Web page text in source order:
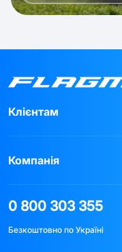
Клієнтам
Компанія
0 800 303 355
Безкоштовно по Україні